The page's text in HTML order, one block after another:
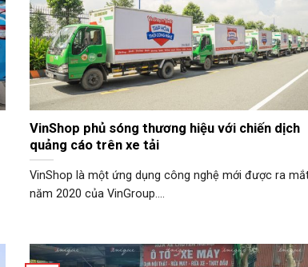
VinShop phủ sóng thương hiệu với chiến dịch
quảng cáo trên xe tải
VinShop là một ứng dụng công nghệ mới được ra
năm 2020 của VinGroup....